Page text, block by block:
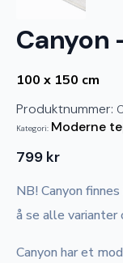
Canyon
100 x 150 cm
Produktnummer:
Kategori: Moderne
799 kr
NB! Canyon
å se alle
Canyon har et